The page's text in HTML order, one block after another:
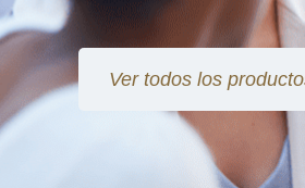
Ver todos los